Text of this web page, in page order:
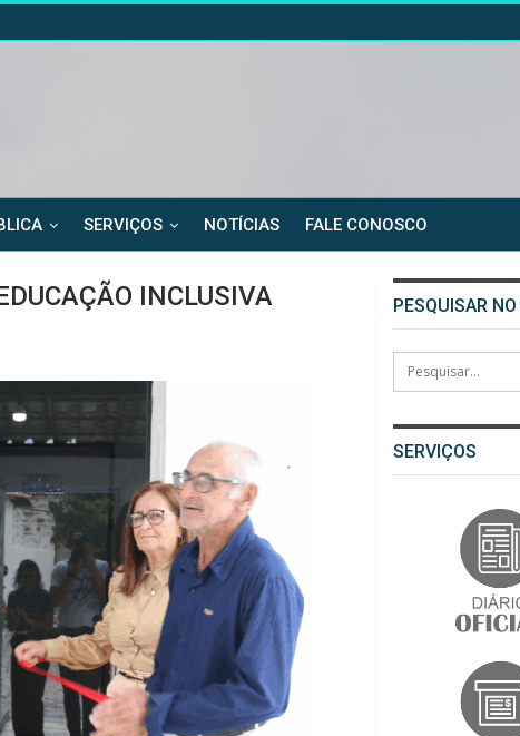
SERVIÇOS NOTÍCIAS FALE CONOSCO
INCLUSIVA PESQUISAR
SERVIÇOS